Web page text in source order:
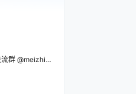
，欢迎加入！